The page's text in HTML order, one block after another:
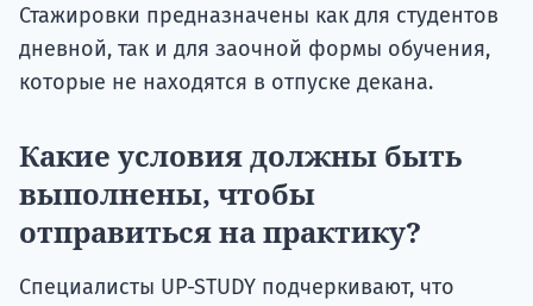
Стажировки предназначены как для студентов
дневной, так и для заочной формы обучения,
которые не находятся в отпуске декана.
Какие условия должны быть
выполнены, чтобы
отправиться на практику?
Специалисты UP-STUDY подчеркивают, что